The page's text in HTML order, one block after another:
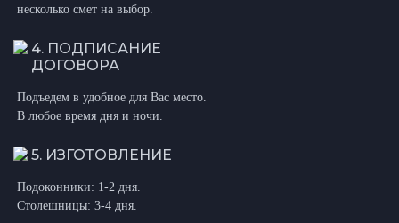
несколько смет на выбор.
4. ПОДПИСАНИЕ
ДОГОВОРА
Подъедем в удобное для Вас место.
В любое время дня и ночи.
5. ИЗГОТОВЛЕНИЕ
Подоконники: 1-2 дня.
Столешницы: 3-4 дня.